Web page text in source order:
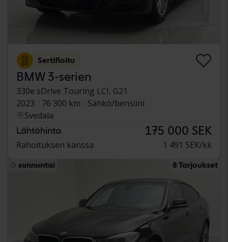
Sertifioitu
BMW 3-serien
330e sDrive Touring LCI, G21
2023
76 300 km
Sähkö/bensiini
Svedala
Lähtöhinta 175 000 SEK
Rahoituksen kanssa 1 491 SEK/kk
sunnuntai 8 Tarjoukset